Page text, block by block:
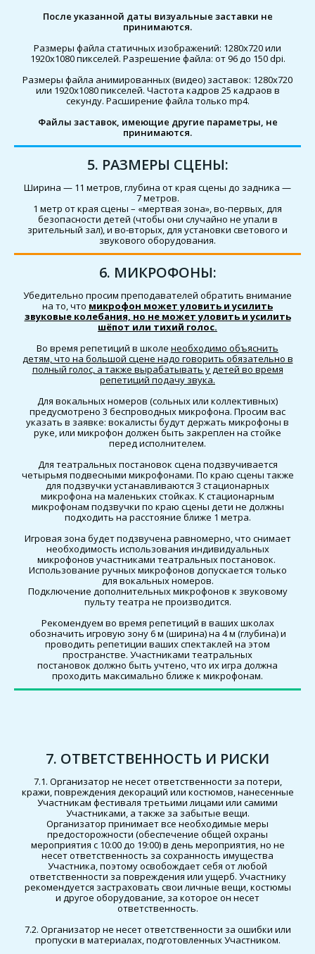
После указанной даты визуальные заставки не
принимаются.
Размеры файла статичных изображений: 1280х720 или
1920х1080 пикселей. Разрешение файла: от 96 до 150 dpi.
Размеры файла анимированных (видео) заставок: 1280х720
или 1920х1080 пикселей. Частота кадров 25 кадраов в
секунду. Расширение файла только mp4.
Файлы заставок, имеющие другие параметры, не
принимаются.
5. РАЗМЕРЫ СЦЕНЫ:
Ширина — 11 метров, глубина от края сцены до задника —
7 метров.
1 метр от края сцены – «мертвая зона», во-первых, для
безопасности детей (чтобы они случайно не упали в
зрительный зал), и во-вторых, для установки светового и
звукового оборудования.
6. МИКРОФОНЫ:
Убедительно просим преподавателей обратить внимание
на то, что микрофон может уловить и усилить
звуковые колебания, но не может уловить и усилить
шёпот или тихий голос.
Во время репетиций в школе необходимо объяснить
детям, что на большой сцене надо говорить обязательно в
полный голос, а также вырабатывать у детей во время
репетиций подачу звука.
Для вокальных номеров (сольных или коллективных)
предусмотрено 3 беспроводных микрофона. Просим вас
указать в заявке: вокалисты будут держать микрофоны в
руке, или микрофон должен быть закреплен на стойке
перед исполнителем.
Для театральных постановок сцена подзвучивается
четырьмя подвесными микрофонами. По краю сцены также
для подзвучки устанавливаются 3 стационарных
микрофона на маленьких стойках. К стационарным
микрофонам подзвучки по краю сцены дети не должны
подходить на расстояние ближе 1 метра.
Игровая зона будет подзвучена равномерно, что снимает
необходимость использования индивидуальных
микрофонов участниками театральных постановок.
Использование ручных микрофонов допускается только
для вокальных номеров.
Подключение дополнительных микрофонов к звуковому
пульту театра не производится.
Рекомендуем во время репетиций в ваших школах
обозначить игровую зону 6 м (ширина) на 4 м (глубина) и
проводить репетиции ваших спектаклей на этом
пространстве. Участниками театральных
постановок должно быть учтено, что их игра должна
проходить максимально ближе к микрофонам.
7. ОТВЕТСТВЕННОСТЬ И РИСКИ
7.1. Организатор не несет ответственности за потери,
кражи, повреждения декораций или костюмов, нанесенные
Участникам фестиваля третьими лицами или самими
Участниками, а также за забытые вещи.
Организатор принимает все необходимые меры
предосторожности (обеспечение общей охраны
мероприятия с 10:00 до 19:00) в день мероприятия, но не
несет ответственность за сохранность имущества
Участника, поэтому освобождает себя от любой
ответственности за повреждения или ущерб. Участнику
рекомендуется застраховать свои личные вещи, костюмы
и другое оборудование, за которое он несет
ответственность.
7.2. Организатор не несет ответственности за ошибки или
пропуски в материалах, подготовленных Участником.